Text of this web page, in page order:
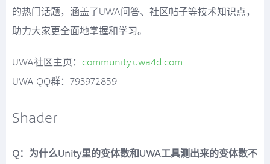
的热门话题，涵盖了UWA问答、社区帖子等技术知识点，
助力大家更全面地掌握和学习。
UWA社区主页： community.uwa4d.com
UWA QQ群：793972859
Shader
Q：为什么Unity里的变体数和UWA工具测出来的变体数不